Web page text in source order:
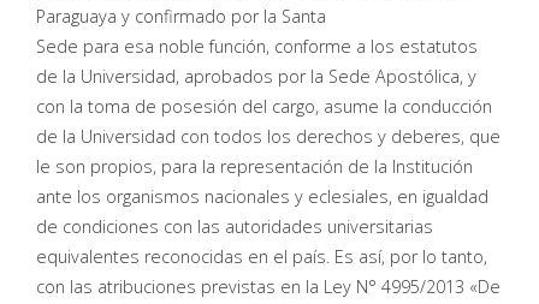
Paraguaya y confirmado por la Santa
Sede para esa noble función, conforme a los estatutos
de la Universidad, aprobados por la Sede Apostólica, y
con la toma de posesión del cargo, asume la conducción
de la Universidad con todos los derechos y deberes, que
le son propios, para la representación de la Institución
ante los organismos nacionales y eclesiales, en igualdad
de condiciones con las autoridades universitarias
equivalentes reconocidas en el país. Es así, por lo tanto,
con las atribuciones previstas en la Ley N° 4995/2013 «De